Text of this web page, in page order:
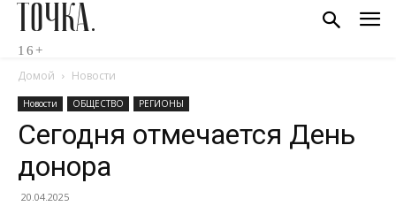
ТОЧКА.
16+
Домой Новости
Новости ОБЩЕСТВО РЕГИОНЫ
Сегодня отмечается День
донора
20.04.2025